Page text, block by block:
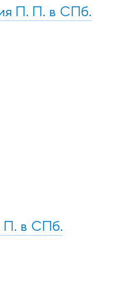
П. П. в СПб.
П. в СПб.